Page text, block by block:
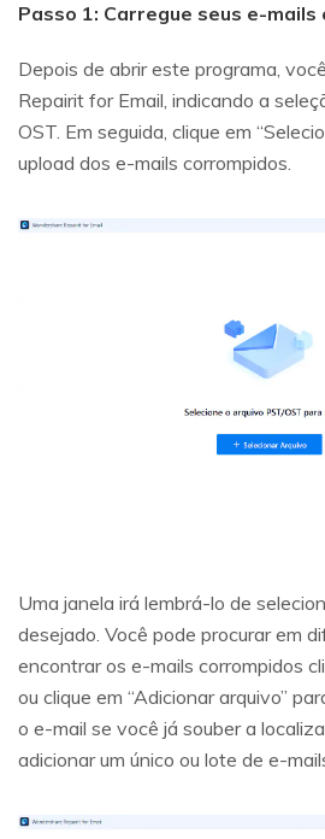
Passo 1: Carregue seus e-mails
Depois de abrir este programa,
Repairit for Email, indicando a
OST. Em seguida, clique em
upload dos e-mails corrompidos.
Uma janela irá lembrá-lo de
desejado. Você pode procurar em
encontrar os e-mails corrompidos
ou clique em “Adicionar arquivo”
o e-mail se você já souber a
adicionar um único ou lote de e-